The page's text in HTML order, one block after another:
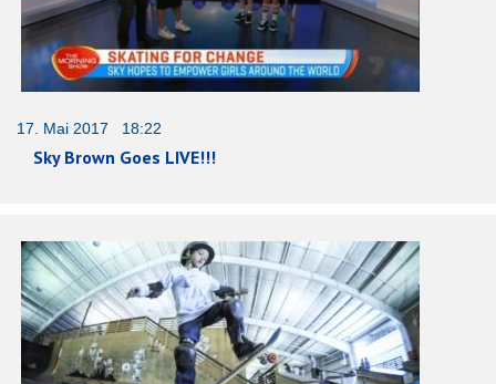
17. Mai 2017 18:22
Sky Brown Goes LIVE!!!